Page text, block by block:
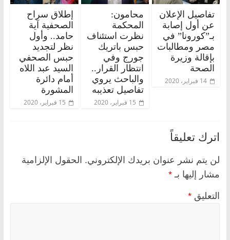
تفاصيل الإعلان
عن أول إصابة
بـ”كورونا” في
مصر ومطالبات
بإقالة وزيرة
الصحة
14 فبراير، 2020
محامون:
المحكمة
نظرت استئناف
حبس باتريك
جورج وفي
انتظار القرار..
والباحث يروي
تفاصيل تعذيبه
15 فبراير، 2020
إطلاق سراح
الصحفية آية
حامد.. وأول
نظر لتجديد
حبس الصحفي
السيد عبد اللاه
أمام دائرة
المشورة
15 فبراير، 2020
اترك تعليقاً
لن يتم نشر عنوان بريدك الإلكتروني. الحقول الإلزامية
مشار إليها بـ *
التعليق *